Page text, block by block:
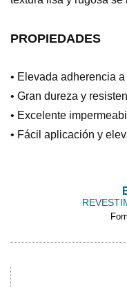
PROPIEDADES
• Elevada adherencia
• Gran dureza y
• Excelente
• Fácil aplicación y